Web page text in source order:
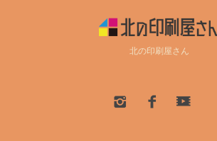
北の印刷屋さん